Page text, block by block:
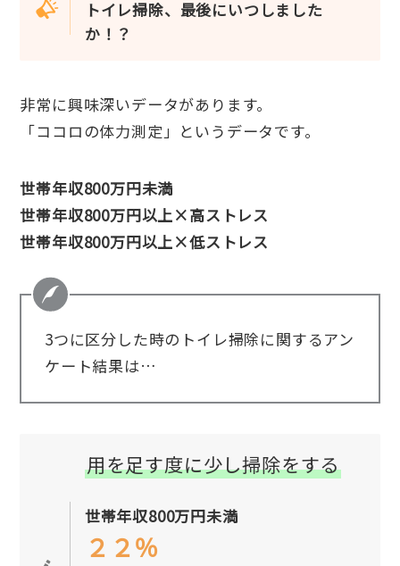
トイレ掃除、最後にいつしました
か！？
非常に興味深いデータがあります。
「ココロの体力測定」というデータです。
世帯年収800万円未満
世帯年収800万円以上×高ストレス
世帯年収800万円以上×低ストレス
3つに区分した時のトイレ掃除に関するアン
ケート結果は…
用を足す度に少し掃除をする
世帯年収800万円未満
２２％